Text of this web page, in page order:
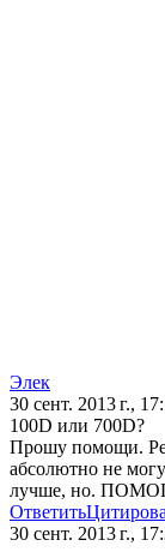
Элек
30 сент. 2013 г.,
100D или 700D?
Прошу помощи.
абсолютно не
лучше, но.
Ответить
30 сент. 2013 г.,